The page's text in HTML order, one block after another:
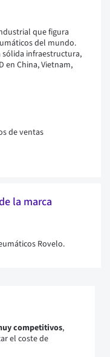
que figura
del mundo.
infraestructura,
en China, Vietnam,
de ventas
la marca
Rovelo.
competitivos,
el coste de